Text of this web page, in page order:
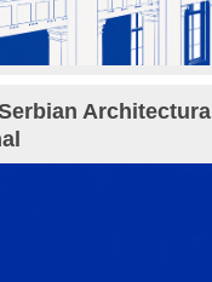
Architectural